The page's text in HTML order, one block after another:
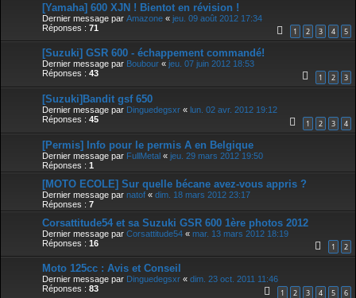
[Yamaha] 600 XJN ! Bientot en révision !
Dernier message par Amazone « jeu. 09 août 2012 17:34
Réponses : 71 1 2 3 4 5
[Suzuki] GSR 600 - échappement commandé!
Dernier message par Boubour « jeu. 07 juin 2012 18:53
Réponses : 43 1 2 3
[Suzuki]Bandit gsf 650
Dernier message par Dinguedegsxr « lun. 02 avr. 2012 19:12
Réponses : 45 1 2 3 4
[Permis] Info pour le permis A en Belgique
Dernier message par FullMetal « jeu. 29 mars 2012 19:50
Réponses : 1
[MOTO ECOLE] Sur quelle bécane avez-vous appris ?
Dernier message par natof « dim. 18 mars 2012 23:17
Réponses : 7
Corsattitude54 et sa Suzuki GSR 600 1ère photos 2012
Dernier message par Corsattitude54 « mar. 13 mars 2012 18:19
Réponses : 16 1 2
Moto 125cc : Avis et Conseil
Dernier message par Dinguedegsxr « dim. 23 oct. 2011 11:46
Réponses : 83 1 2 3 4 5 6